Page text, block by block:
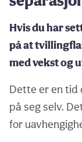
Hvis du har
på at
med vekst og
Dette er en tid
på seg selv.
for